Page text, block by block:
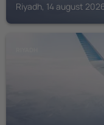
Riyadh, 14 august